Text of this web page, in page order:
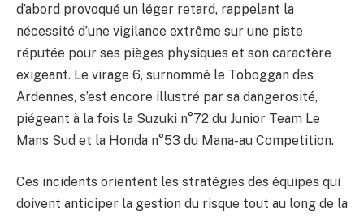
d’abord provoqué un léger retard, rappelant la
nécessité d’une vigilance extrême sur une piste
réputée pour ses pièges physiques et son caractère
exigeant. Le virage 6, surnommé le Toboggan des
Ardennes, s’est encore illustré par sa dangerosité,
piégeant à la fois la Suzuki n°72 du Junior Team Le
Mans Sud et la Honda n°53 du Mana-au Competition.
Ces incidents orientent les stratégies des équipes qui
doivent anticiper la gestion du risque tout au long de la